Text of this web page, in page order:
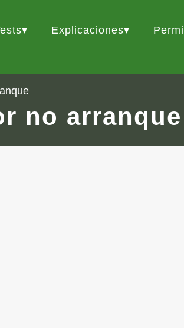
Explicaciones
no arranque